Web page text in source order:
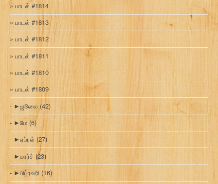
பாடல் #1814
பாடல் #1813
பாடல் #1812
பாடல் #1811
பாடல் #1810
பாடல் #1809
►ஜூலை (42)
►மே (6)
►ஏப்ரல் (27)
►மார்ச் (23)
►பிப்ரவரி (16)